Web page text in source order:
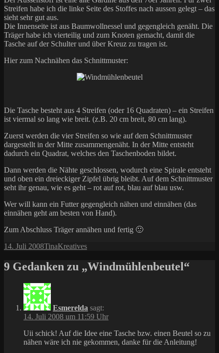
Streifen habe ich die linke Seite des Stoffes nach aussen gelegt – das
sieht sehr gut aus.
Die Innenseite ist aus Baumwollnessel und gegengleich genäht. Die
Träger habe ich vierteilig und zum Knoten gemacht, damit die
Tasche auf der Schulter und über Kreuz zu tragen ist.
Hier zum Nachnähen das Schnittmuster:
Die Tasche besteht aus 4 Streifen (oder 16 Quadraten) – ein Streifen
ist viermal so lang wie breit. (z.B. 20 cm breit, 80 cm lang).
Zuerst werden die vier Streifen so wie auf dem Schnittmuster
dargestellt in der Mitte zusammengenäht. In der Mitte entsteht
dadurch ein Quadrat, welches den Taschenboden bildet.
Dann werden die Nähte geschlossen, wodurch eine Spirale entsteht
und oben ein dreieckiger Zipfel übrig bleibt. Auf dem Schnittmuster
seht ihr genau, wie es geht – rot auf rot, blau auf blau usw.
Wer will kann ein Futter gegengleich nähen und einnähen (das
einnähen geht am besten von Hand).
Zum Abschluss Träger annähen und fertig 🙂
Veröffentlicht
14. Juli 2008Autor
TinaKategorien
Kreatives
9 Gedanken zu „Windmühlenbeutel“
Esmerelda sagt:
14. Juli 2008 um 11:59 Uhr
Uii schick! Auf die Idee eine Tasche bzw. einen Beutel so zu
nähen wäre ich nie gekommen, danke für die Anleitung!